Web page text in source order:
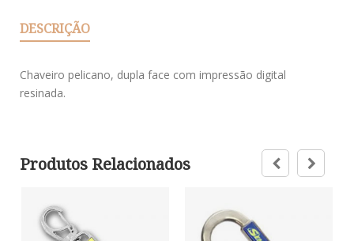
DESCRIÇÃO
Chaveiro pelicano, dupla face com impressão digital
resinada.
Produtos Relacionados